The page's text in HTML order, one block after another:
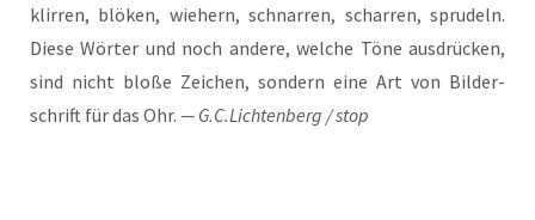
klir­ren, blö­ken, wie­hern, schnar­ren, schar­ren, spru­deln.
Die­se Wör­ter und noch ande­re, wel­che Töne aus­drü­cken,
sind nicht blo­ße Zei­chen, son­dern eine Art von Bil­der­
schrift für das Ohr. — G.C.Lichtenberg / stop